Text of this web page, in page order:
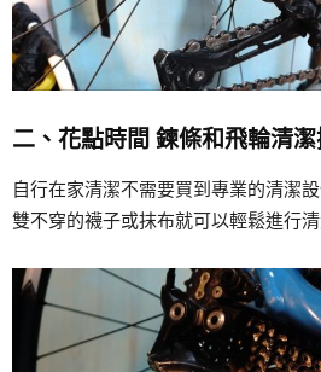
二、花點時間 鍊條和飛輪清
自行在家清潔不需要買到專業的清潔
雙不穿的襪子或抹布就可以輕鬆進行清